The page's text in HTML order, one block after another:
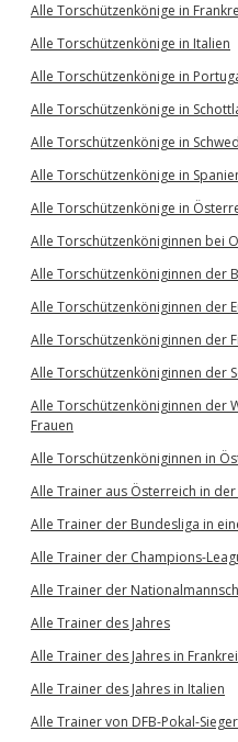
Alle Torschützenkönige in
Alle Torschützenkönige in Italien
Alle Torschützenkönige in
Alle Torschützenkönige in
Alle Torschützenkönige in
Alle Torschützenkönige in
Alle Torschützenkönige in
Alle Torschützenköniginnen bei
Alle Torschützenköniginnen der
Alle Torschützenköniginnen der
Alle Torschützenköniginnen der
Alle Torschützenköniginnen der
Alle Torschützenköniginnen der
Frauen
Alle Torschützenköniginnen in
Alle Trainer aus Österreich in
Alle Trainer der Bundesliga in
Alle Trainer der Champions-
Alle Trainer der
Alle Trainer des Jahres
Alle Trainer des Jahres in
Alle Trainer des Jahres in Italien
Alle Trainer von DFB-Pokal-